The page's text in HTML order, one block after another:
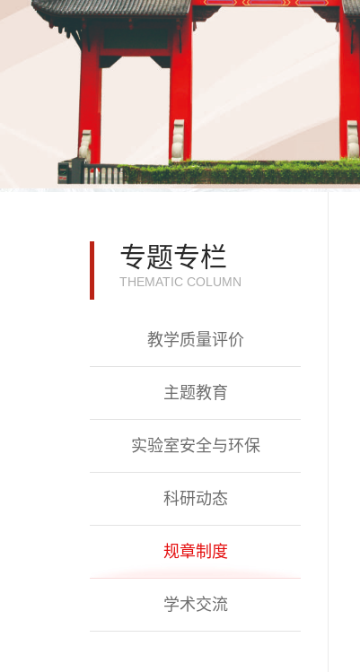
专题专栏
THEMATIC COLUMN
教学质量评价
主题教育
实验室安全与环保
科研动态
规章制度
学术交流